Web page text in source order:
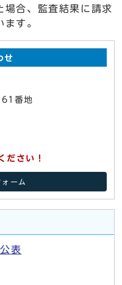
合、監査結果に請求
す。
せ
番地
ださい！
ーム
表